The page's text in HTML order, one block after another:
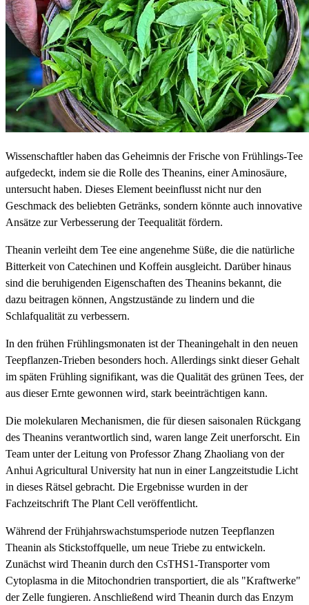
Wissenschaftler haben das Geheimnis der Frische von Frühlings-Tee
aufgedeckt, indem sie die Rolle des Theanins, einer Aminosäure,
untersucht haben. Dieses Element beeinflusst nicht nur den
Geschmack des beliebten Getränks, sondern könnte auch innovative
Ansätze zur Verbesserung der Teequalität fördern.
Theanin verleiht dem Tee eine angenehme Süße, die die natürliche
Bitterkeit von Catechinen und Koffein ausgleicht. Darüber hinaus
sind die beruhigenden Eigenschaften des Theanins bekannt, die
dazu beitragen können, Angstzustände zu lindern und die
Schlafqualität zu verbessern.
In den frühen Frühlingsmonaten ist der Theaningehalt in den neuen
Teepflanzen-Trieben besonders hoch. Allerdings sinkt dieser Gehalt
im späten Frühling signifikant, was die Qualität des grünen Tees, der
aus dieser Ernte gewonnen wird, stark beeinträchtigen kann.
Die molekularen Mechanismen, die für diesen saisonalen Rückgang
des Theanins verantwortlich sind, waren lange Zeit unerforscht. Ein
Team unter der Leitung von Professor Zhang Zhaoliang von der
Anhui Agricultural University hat nun in einer Langzeitstudie Licht
in dieses Rätsel gebracht. Die Ergebnisse wurden in der
Fachzeitschrift The Plant Cell veröffentlicht.
Während der Frühjahrswachstumsperiode nutzen Teepflanzen
Theanin als Stickstoffquelle, um neue Triebe zu entwickeln.
Zunächst wird Theanin durch den CsTHS1-Transporter vom
Cytoplasma in die Mitochondrien transportiert, die als "Kraftwerke"
der Zelle fungieren. Anschließend wird Theanin durch das Enzym